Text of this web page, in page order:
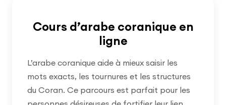
Cours d’arabe coranique en
ligne
L’arabe coranique aide à mieux saisir les
mots exacts, les tournures et les structures
du Coran. Ce parcours est parfait pour les